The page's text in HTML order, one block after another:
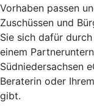
Vorhaben passen
Zuschüssen und
Sie sich dafür
einem
Südniedersachsen
Beraterin oder
gibt.